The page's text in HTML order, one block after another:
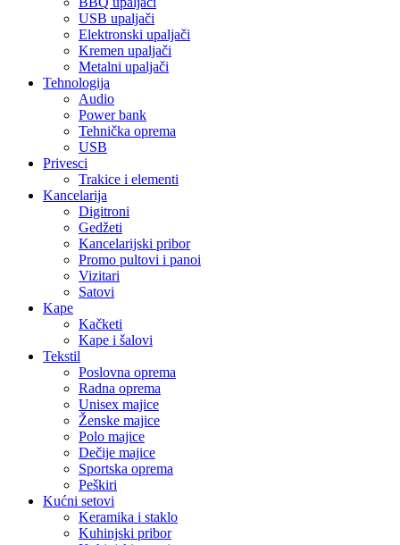
USB upaljači
Elektronski upaljači
Kremen upaljači
Metalni upaljači
Tehnologija
Audio
Power bank
Tehnička oprema
USB
Privesci
Trakice i elementi
Kancelarija
Digitroni
Gedžeti
Kancelarijski pribor
Promo pultovi i panoi
Vizitari
Satovi
Kape
Kačketi
Kape i šalovi
Tekstil
Poslovna oprema
Radna oprema
Unisex majice
Ženske majice
Polo majice
Dečije majice
Sportska oprema
Peškiri
Kućni setovi
Keramika i staklo
Kuhinjski pribor